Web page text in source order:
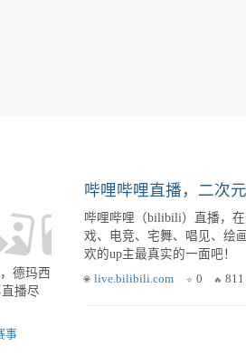
德玛西
播尽
事
哔哩哔哩直播，二次
哔哩哔哩（bilibili）直播，
戏、电竞、宅舞、唱见、绘
欢的up主最真实的一面吧！
live.bilibili.com 0 811